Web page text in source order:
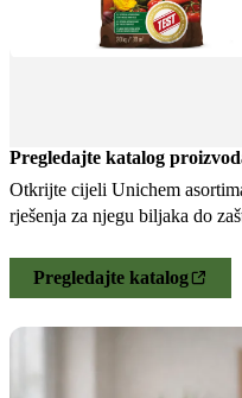
Pregledajte katalog
Otkrijte cijeli Unichem
rješenja za njegu biljaka do
Pregledajte katalog